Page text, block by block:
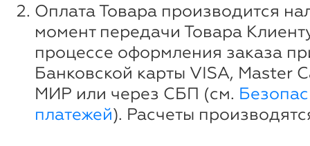
Оплата Товара производится
момент передачи Товара
процессе оформления заказа
Банковской карты VISA, Master
МИР или через СБП (см.
платежей). Расчеты